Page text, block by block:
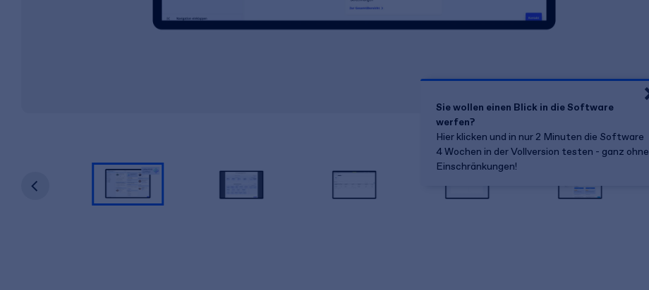
Sie wollen einen Blick in die Software
werfen?
Hier klicken und in nur 2 Minuten die Software
4 Wochen in der Vollversion testen - ganz ohne
Einschränkungen!